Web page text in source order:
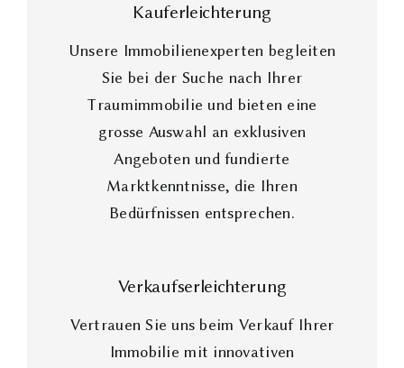
Kauferleichterung
Unsere Immobilienexperten begleiten
Sie bei der Suche nach Ihrer
Traumimmobilie und bieten eine
grosse Auswahl an exklusiven
Angeboten und fundierte
Marktkenntnisse, die Ihren
Bedürfnissen entsprechen.
Verkaufserleichterung
Vertrauen Sie uns beim Verkauf Ihrer
Immobilie mit innovativen